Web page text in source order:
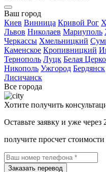
Ваш город
Киев Винница Кривой Рог
Львов Николаев Мариуполь
Черкассы Хмельницкий
Каменское Кропивницкий
Тернополь Луцк Белая
Никополь Ужгород Бердянск
Лисичанск
Все города
Хотите получить
Оставьте заявку и уже через
получите просчет
Заказать перевод